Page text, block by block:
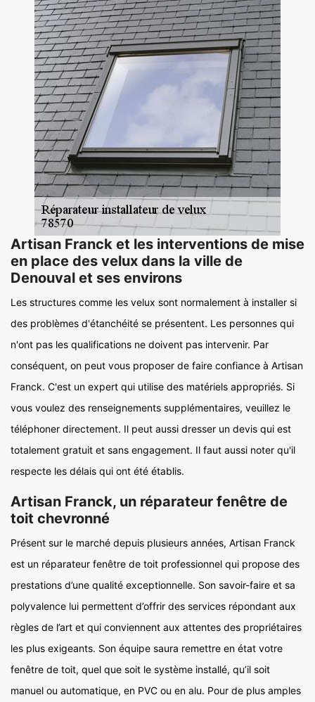
Artisan Franck et les interventions de mise
en place des velux dans la ville de
Denouval et ses environs
Les structures comme les velux sont normalement à installer si
des problèmes d'étanchéité se présentent. Les personnes qui
n'ont pas les qualifications ne doivent pas intervenir. Par
conséquent, on peut vous proposer de faire confiance à Artisan
Franck. C'est un expert qui utilise des matériels appropriés. Si
vous voulez des renseignements supplémentaires, veuillez le
téléphoner directement. Il peut aussi dresser un devis qui est
totalement gratuit et sans engagement. Il faut aussi noter qu'il
respecte les délais qui ont été établis.
Artisan Franck, un réparateur fenêtre de
toit chevronné
Présent sur le marché depuis plusieurs années, Artisan Franck
est un réparateur fenêtre de toit professionnel qui propose des
prestations d’une qualité exceptionnelle. Son savoir-faire et sa
polyvalence lui permettent d’offrir des services répondant aux
règles de l’art et qui conviennent aux attentes des propriétaires
les plus exigeants. Son équipe saura remettre en état votre
fenêtre de toit, quel que soit le système installé, qu’il soit
manuel ou automatique, en PVC ou en alu. Pour de plus amples